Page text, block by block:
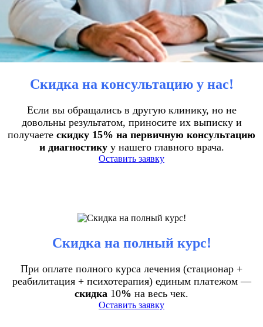
Скидка на консультацию у нас!
Если вы обращались в другую клинику, но не
довольны результатом, приносите их выписку и
получаете скидку 15% на первичную консультацию
и диагностикуу нашего главного врача.
Оставить заявку
Скидка на полный курс!
При оплате полного курса лечения (стационар +
реабилитация + психотерапия) единым платежом —
скидка 10% на весь чек.
Оставить заявку